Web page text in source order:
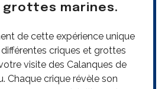
marines.
de cette expérience unique
criques et grottes
visite des Calanques de
Chaque crique révèle son